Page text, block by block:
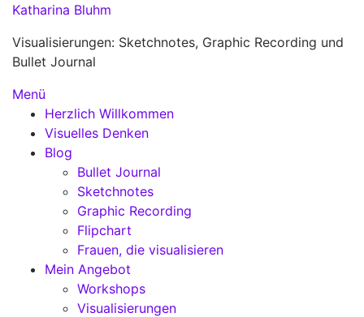
Zum
springen
Katharina Bluhm
Visualisierungen: Sketchnotes, Graphic Recording und
Bullet Journal
Menü
Herzlich Willkommen
Visuelles Denken
Blog
Bullet Journal
Sketchnotes
Graphic Recording
Flipchart
Frauen, die visualisieren
Mein Angebot
Workshops
Visualisierungen